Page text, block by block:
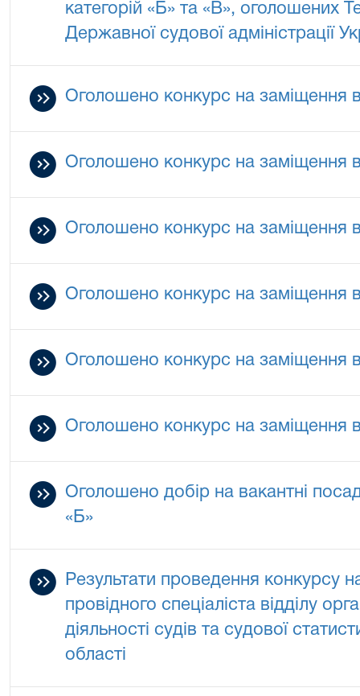
категорій «Б» та «В», оголошених
Державної судової адміністрації
Оголошено конкурс на заміщення
Оголошено конкурс на заміщення
Оголошено конкурс на заміщення
Оголошено конкурс на заміщення
Оголошено конкурс на заміщення
Оголошено конкурс на заміщення
Оголошено добір на вакантні
«Б»
Результати проведення конкурсу
провідного спеціаліста відділу
діяльності судів та судової
області